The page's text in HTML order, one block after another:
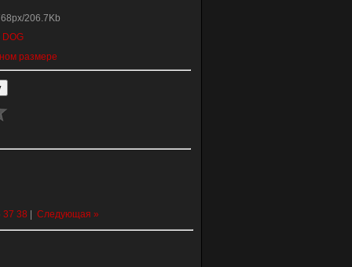
206.7Kb
DOG
размере
37 38 Следующая »